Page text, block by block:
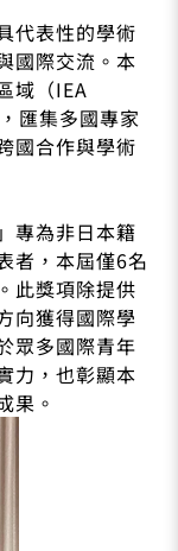
代表性的學術
國際交流。本
域（IEA
匯集多國專家
國合作與學術
專為非日本籍
者，本屆僅6名
此獎項除提供
向獲得國際學
眾多國際青年
力，也彰顯本
果。